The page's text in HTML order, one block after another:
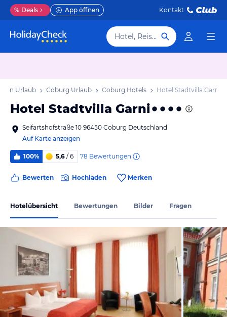
% Deals App öffnen Kontakt
Hotel, Reiseziel
Urlaub Coburg Urlaub Coburg Hotels Hotel Stadtvilla Garni
Hotel Stadtvilla Garni
Seifartshofstraße 10 96450 Coburg Deutschland
Auf Karte anzeigen
100% 5,6 / 6 78 Bewertungen
Bewerten Hochladen Merken
Hotelübersicht Bewertungen Bilder Fragen